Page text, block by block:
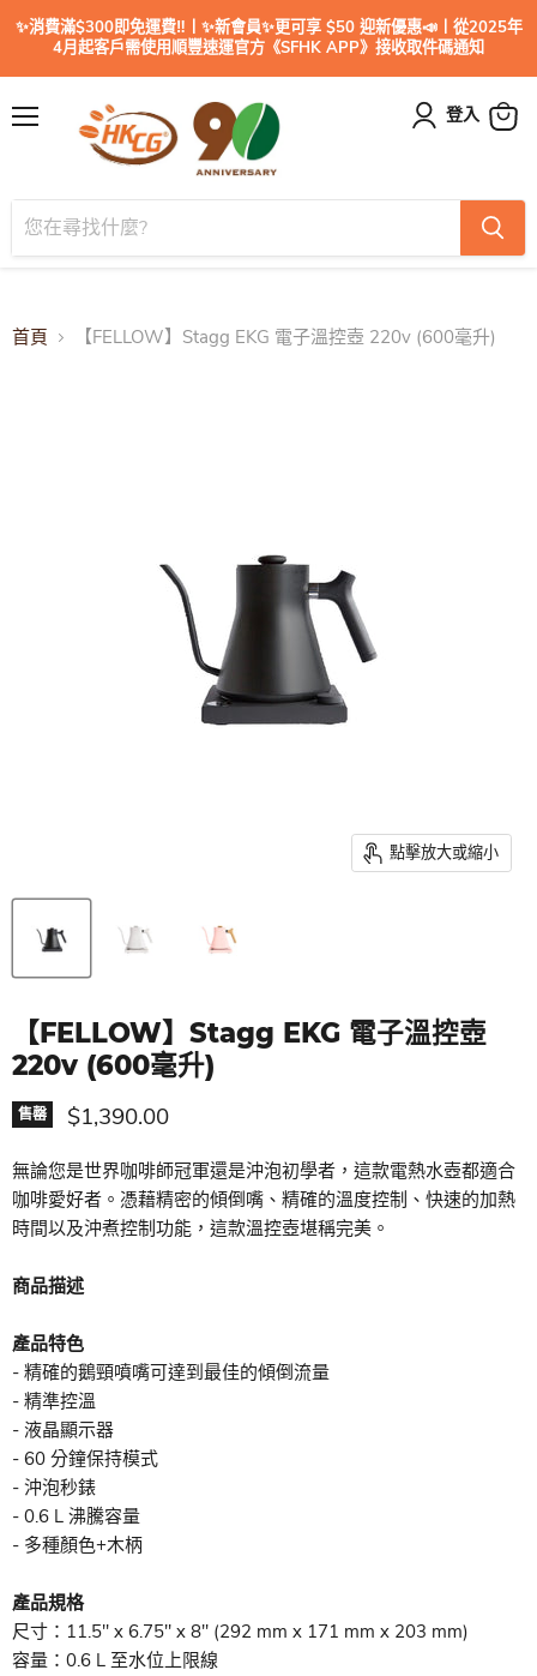
✨消費滿$300即免運費‼️丨✨新會員✨更可享 $50 迎新優惠📣丨從2025年
4月起客戶需使用順豐速運官方《SFHK APP》接收取件碼通知
登入
查
物
車
首頁 【FELLOW】Stagg EKG 電子溫控壺 220v (600毫升)
點擊放大或縮小
【FELLOW】Stagg EKG 電子溫控壺
220v (600毫升)
售罄 現價
$1,390.00
無論您是世界咖啡師冠軍還是沖泡初學者，這款電熱水壺都適合
咖啡愛好者。憑藉精密的傾倒嘴、精確的溫度控制、快速的加熱
時間以及沖煮控制功能，這款溫控壺堪稱完美。
商品描述
產品特色
- 精確的鵝頸噴嘴可達到最佳的傾倒流量
- 精準控溫
- 液晶顯示器
- 60 分鐘保持模式
- 沖泡秒錶
- 0.6 L 沸騰容量
- 多種顏色+木柄
產品規格
尺寸：11.5″ x 6.75″ x 8″ (292 mm x 171 mm x 203 mm)
容量：0.6 L 至水位上限線